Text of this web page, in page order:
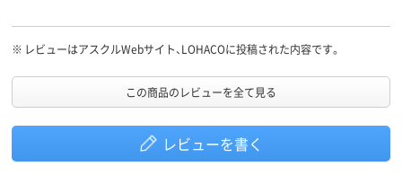
※ レビューはアスクルWebサイト、LOHACOに投稿された内容です。
この商品のレビューを全て見る
レビューを書く